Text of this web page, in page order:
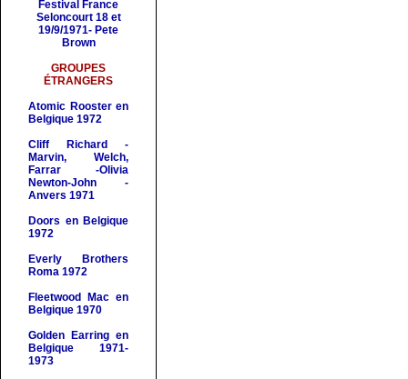
Festival France
Seloncourt 18 et
19/9/1971- Pete
Brown
GROUPES
ÉTRANGERS
Atomic Rooster en
Belgique 1972
Cliff Richard -
Marvin, Welch,
Farrar -Olivia
Newton-John -
Anvers 1971
Doors en Belgique
1972
Everly Brothers
Roma 1972
Fleetwood Mac en
Belgique 1970
Golden Earring en
Belgique 1971-
1973